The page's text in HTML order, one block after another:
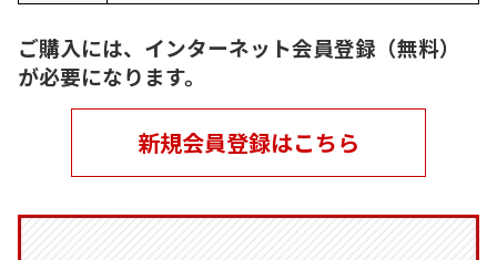
ご購入には、インターネット会員登録（無料）
が必要になります。
新規会員登録はこちら